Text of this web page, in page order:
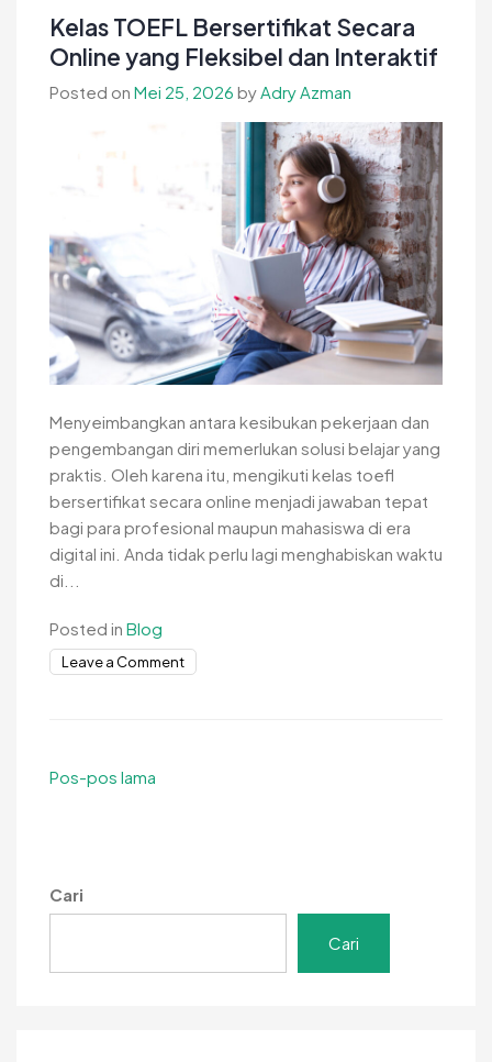
Maksimal
Panduan
Lengkap
untuk
Dapur
Profesional
Produktif
Kelas TOEFL Bersertifikat Secara
Online yang Fleksibel dan Interaktif
Posted on Mei 25, 2026 byAdry Azman
Menyeimbangkan antara kesibukan pekerjaan dan
pengembangan diri memerlukan solusi belajar yang
praktis. Oleh karena itu, mengikuti kelas toefl
bersertifikat secara online menjadi jawaban tepat
bagi para profesional maupun mahasiswa di era
digital ini. Anda tidak perlu lagi menghabiskan waktu
di...
Posted in Blog
Leave a Commenton
Navigasi
Pos-pos lama
Cari
Cari